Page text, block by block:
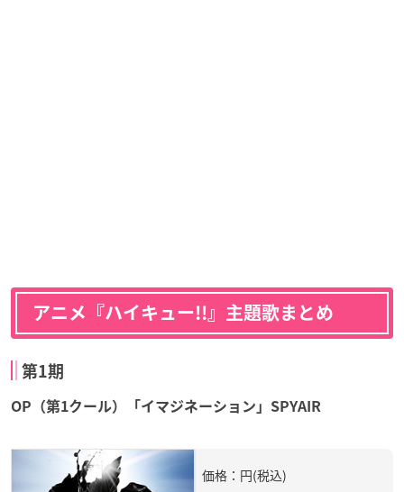
アニメ『ハイキュー!!』主題歌まとめ
第1期
OP（第1クール）「イマジネーション」SPYAIR
価格：円(税込)